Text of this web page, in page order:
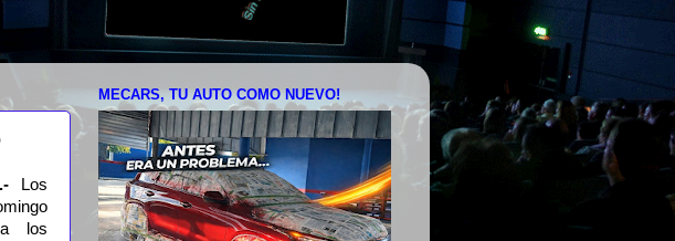
Los
a los
MECARS, TU AUTO COMO NUEVO!